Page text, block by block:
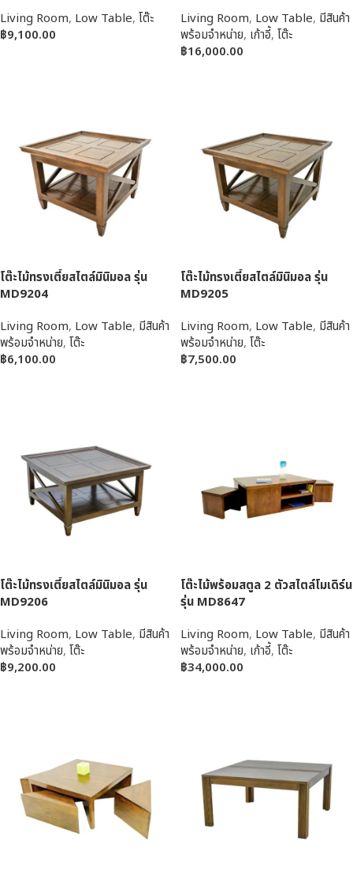
Living Room, Low Table, โต๊ะ
฿9,100.00
Living Room, Low Table, มีสินค้า
พร้อมจำหน่าย, เก้าอี้, โต๊ะ
฿16,000.00
โต๊ะไม้ทรงเตี้ยสไตล์มินิมอล รุ่น
MD9204
Living Room, Low Table, มีสินค้า
พร้อมจำหน่าย, โต๊ะ
฿6,100.00
โต๊ะไม้ทรงเตี้ยสไตล์มินิมอล รุ่น
MD9205
Living Room, Low Table, มีสินค้า
พร้อมจำหน่าย, โต๊ะ
฿7,500.00
โต๊ะไม้ทรงเตี้ยสไตล์มินิมอล รุ่น
MD9206
Living Room, Low Table, มีสินค้า
พร้อมจำหน่าย, โต๊ะ
฿9,200.00
โต๊ะไม้พร้อมสตูล 2 ตัวสไตล์โมเดิร์น
รุ่น MD8647
Living Room, Low Table, มีสินค้า
พร้อมจำหน่าย, เก้าอี้, โต๊ะ
฿34,000.00